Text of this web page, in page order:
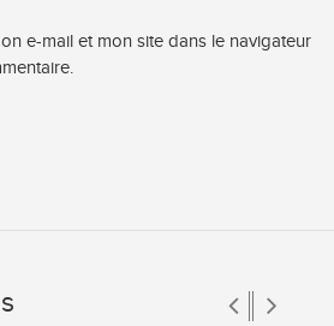
e-mail et mon site dans le navigateur